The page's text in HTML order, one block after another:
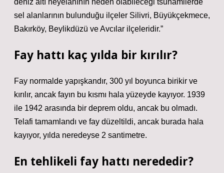
deniz altı heyelanının neden olabileceği tsunamilerde
sel alanlarının bulunduğu ilçeler Silivri, Büyükçekmece,
Bakırköy, Beylikdüzü ve Avcılar ilçeleridir.”
Fay hattı kaç yılda bir kırılır?
Fay normalde yapışkandır, 300 yıl boyunca birikir ve
kırılır, ancak fayın bu kısmı hala yüzeyde kayıyor. 1939
ile 1942 arasında bir deprem oldu, ancak bu olmadı.
Telafi tamamlandı ve fay düzeltildi, ancak burada hala
kayıyor, yılda neredeyse 2 santimetre.
En tehlikeli fay hattı nerededir?